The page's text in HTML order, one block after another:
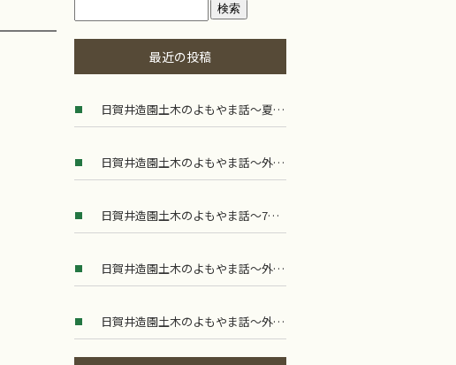
最近の投稿
日賀井造園土木のよもやま話～夏の外構工事で考えたい快適な外まわりづくり
日賀井造園土木のよもやま話～外構工事に求められる専門性とは
日賀井造園土木のよもやま話～7月の外構工事で気をつけたいポイント
日賀井造園土木のよもやま話～外構工事における安全管理の大切さ
日賀井造園土木のよもやま話～外構工事のニーズ